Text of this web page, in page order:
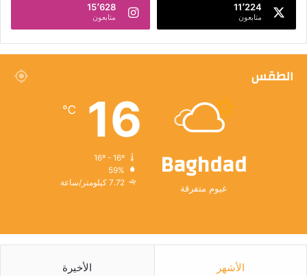
11٬224
متابعون
15٬628
متابعون
الطقس
Baghdad
غيوم متفرقة
16
℃
59%
7.72 كيلومتر/ساعة
الأشهر الأخيرة